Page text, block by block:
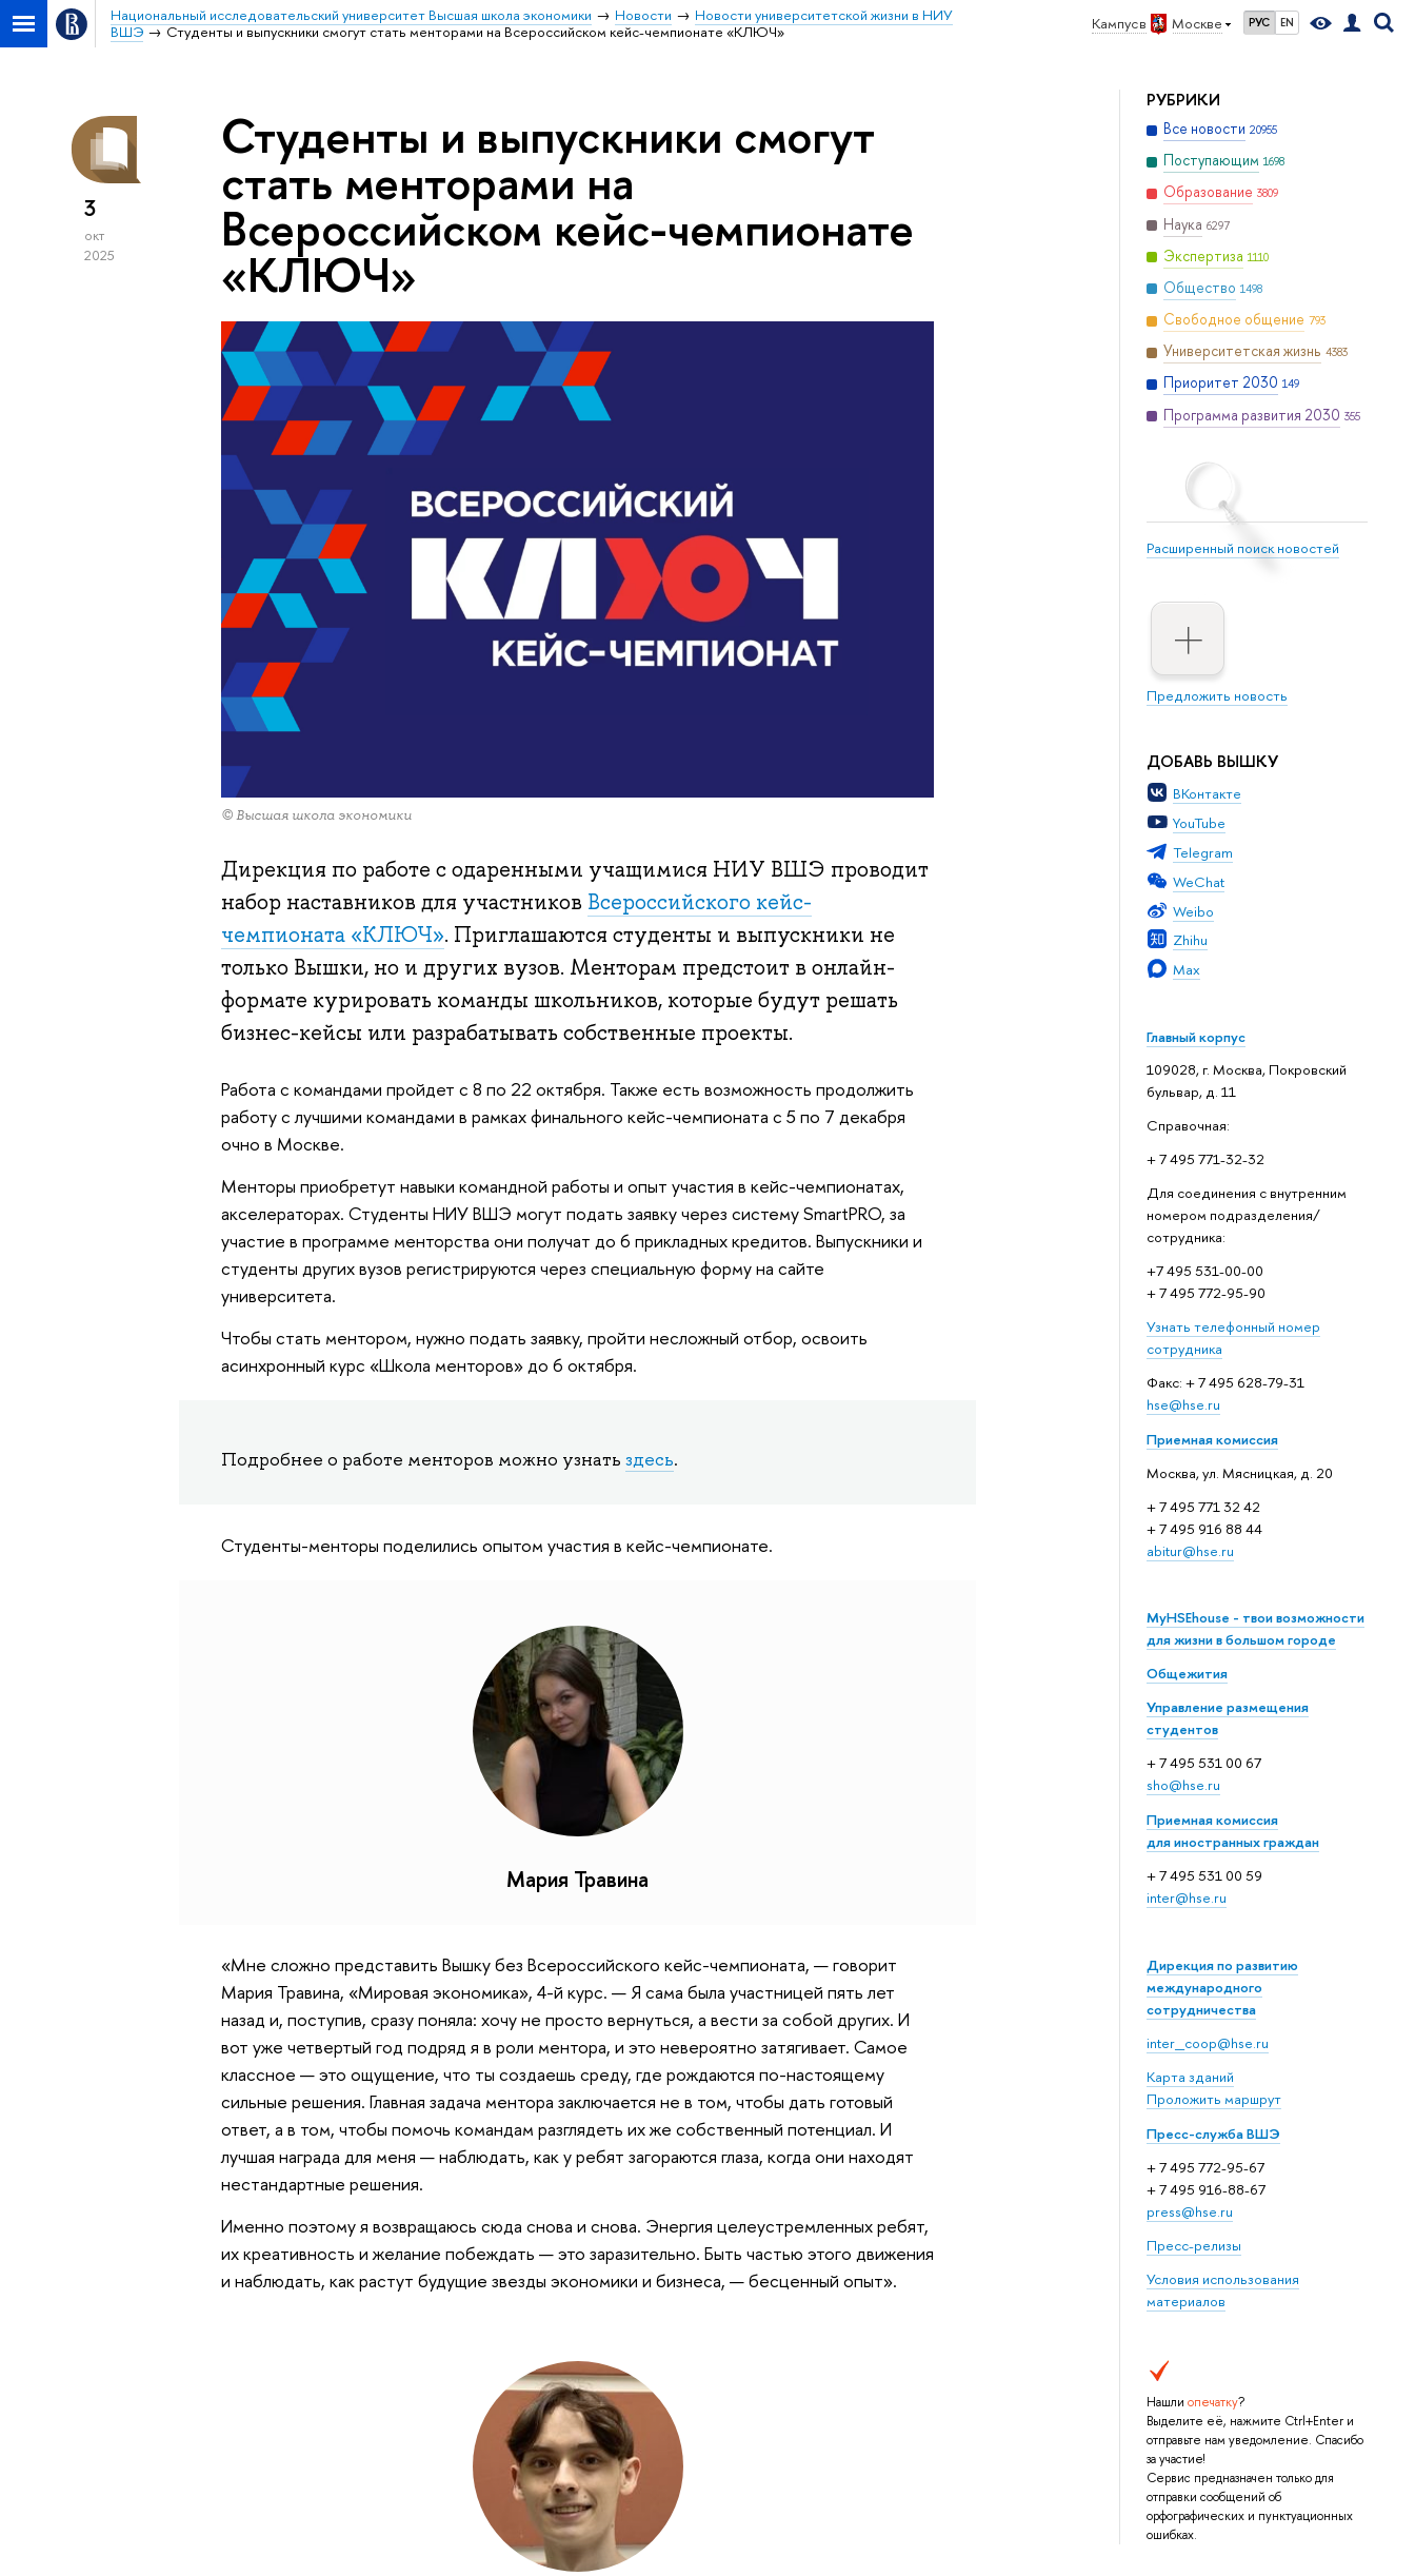
Кампус в Москве РУС EN
Национальный исследовательский университет Высшая школа экономики Новости
Новости университетской жизни в НИУ
ВШЭ
Студенты и выпускники смогут стать менторами на Всероссийском кейс-чемпионате «КЛЮЧ»
РУБРИКИ
Все новости 20955
Поступающим 1698
Образование 3809
Наука 6297
Экспертиза 1110
Общество 1498
Свободное общение 793
Университетская жизнь 4383
Приоритет 2030 149
Программа развития 2030 355
Расширенный поиск новостей
Предложить новость
ДОБАВЬ ВЫШКУ
ВКонтакте
YouTube
Telegram
WeChat
Weibo
Zhihu
Max
Главный корпус
109028, г. Москва, Покровский
бульвар, д. 11
Справочная:
+ 7 495 771-32-32
Для соединения с внутренним
номером подразделения/
сотрудника:
+7 495 531-00-00
+ 7 495 772-95-90
Узнать телефонный номер
сотрудника
Факс: + 7 495 628-79-31
hse@hse.ru
Приемная комиссия
Москва, ул. Мясницкая, д. 20
+ 7 495 771 32 42
+ 7 495 916 88 44
abitur@hse.ru
MyHSEhouse - твои возможности
для жизни в большом городе
Общежития
Управление размещения
студентов
+ 7 495 531 00 67
sho@hse.ru
Приемная комиссия
для иностранных граждан
+ 7 495 531 00 59
inter@hse.ru
Дирекция по развитию
международного
сотрудничества
inter_coop@hse.ru
Карта зданий
Проложить маршрут
Пресс-служба ВШЭ
+ 7 495 772-95-67
+ 7 495 916-88-67
press@hse.ru
Пресс-релизы
Условия использования
материалов
Нашли опечатку?
Выделите её, нажмите Ctrl+Enter и
отправьте нам уведомление. Спасибо
за участие!
Сервис предназначен только для
отправки сообщений об
орфографических и пунктуационных
ошибках.
3
окт
2025
Студенты и выпускники смогут
стать менторами на
Всероссийском кейс-чемпионате
«КЛЮЧ»
© Высшая школа экономики
Дирекция по работе с одаренными учащимися НИУ ВШЭ проводит
набор наставников для участников Всероссийского кейс-
чемпионата «КЛЮЧ». Приглашаются студенты и выпускники не
только Вышки, но и других вузов. Менторам предстоит в онлайн-
формате курировать команды школьников, которые будут решать
бизнес-кейсы или разрабатывать собственные проекты.
Работа с командами пройдет с 8 по 22 октября. Также есть возможность продолжить
работу с лучшими командами в рамках финального кейс-чемпионата с 5 по 7 декабря
очно в Москве.
Менторы приобретут навыки командной работы и опыт участия в кейс-чемпионатах,
акселераторах. Студенты НИУ ВШЭ могут подать заявку через системуSmartPRO, за
участие в программе менторства они получат до 6 прикладных кредитов. Выпускники и
студенты других вузов регистрируются через специальную форму на сайте
университета.
Чтобы стать ментором, нужно подать заявку, пройти несложный отбор, освоить
асинхронный курс «Школа менторов» до 6 октября.
Подробнее о работе менторов можно узнать здесь.
Студенты-менторы поделились опытом участия в кейс-чемпионате.
Мария Травина
«Мне сложно представить Вышку без Всероссийского кейс-чемпионата, — говорит
Мария Травина, «Мировая экономика», 4-й курс. — Я сама была участницей пять лет
назад и, поступив, сразу поняла: хочу не просто вернуться, а вести за собой других. И
вот уже четвертый год подряд я в роли ментора, и это невероятно затягивает. Самое
классное — это ощущение, что ты создаешь среду, где рождаются по-настоящему
сильные решения. Главная задача ментора заключается не в том, чтобы дать готовый
ответ, а в том, чтобы помочь командам разглядеть их же собственный потенциал. И
лучшая награда для меня — наблюдать, как у ребят загораются глаза, когда они находят
нестандартные решения.
Именно поэтому я возвращаюсь сюда снова и снова. Энергия целеустремленных ребят,
их креативность и желание побеждать — это заразительно. Быть частью этого движения
и наблюдать, как растут будущие звезды экономики и бизнеса, — бесценный опыт».